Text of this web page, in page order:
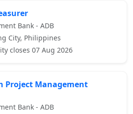
Bank - ADB
City, Philippines
closes 07 Aug 2026
Project Management
Bank - ADB